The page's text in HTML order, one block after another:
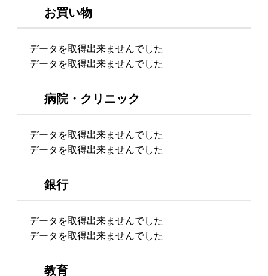
お買い物
データを取得出来ませんでした
データを取得出来ませんでした
病院・クリニック
データを取得出来ませんでした
データを取得出来ませんでした
銀行
データを取得出来ませんでした
データを取得出来ませんでした
教育